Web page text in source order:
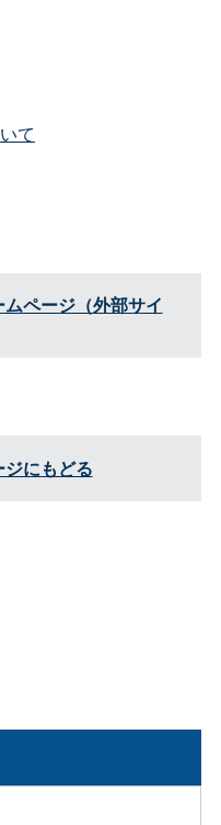
て
ページ（外部サイ
にもどる